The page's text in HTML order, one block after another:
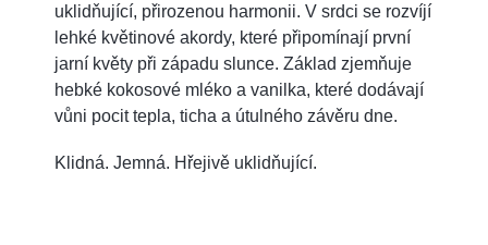
uklidňující, přirozenou harmonii. V srdci se rozvíjí
lehké květinové akordy, které připomínají první
jarní květy při západu slunce. Základ zjemňuje
hebké kokosové mléko a vanilka, které dodávají
vůni pocit tepla, ticha a útulného závěru dne.
Klidná. Jemná. Hřejivě uklidňující.